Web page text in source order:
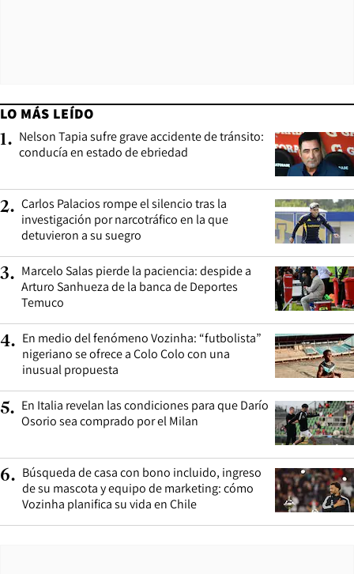
LO MÁS LEÍDO
1. Nelson Tapia sufre grave accidente de tránsito:
conducía en estado de ebriedad
2. Carlos Palacios rompe el silencio tras la
investigación por narcotráfico en la que
detuvieron a su suegro
3. Marcelo Salas pierde la paciencia: despide a
Arturo Sanhueza de la banca de Deportes
Temuco
4. En medio del fenómeno Vozinha: “futbolista”
nigeriano se ofrece a Colo Colo con una
inusual propuesta
5. En Italia revelan las condiciones para que Darío
Osorio sea comprado por el Milan
6. Búsqueda de casa con bono incluido, ingreso
de su mascota y equipo de marketing: cómo
Vozinha planifica su vida en Chile